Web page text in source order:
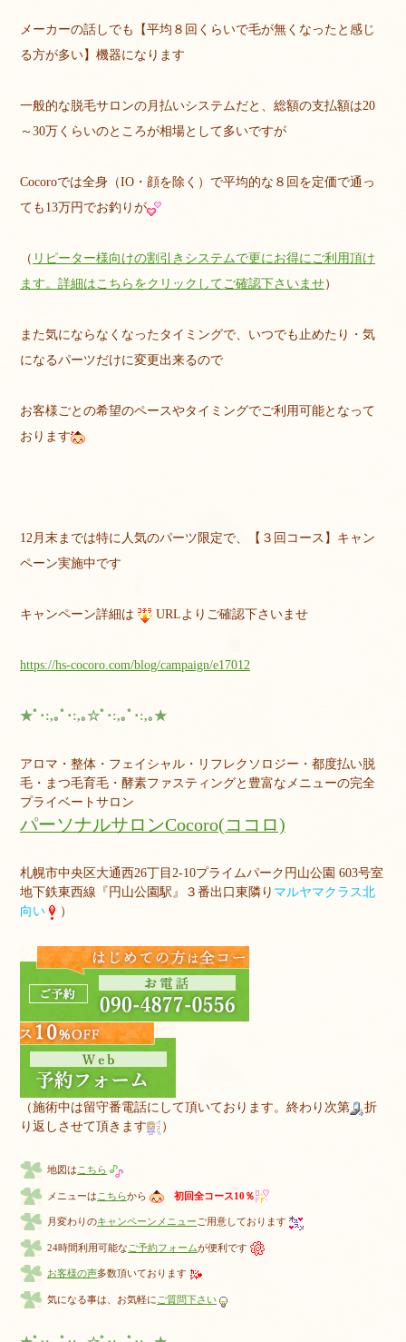
メーカーの話しでも【平均８回くらいで毛が無くなったと感じ
る方が多い】機器になります
一般的な脱毛サロンの月払いシステムだと、総額の支払額は20
～30万くらいのところが相場として多いですが
Cocoroでは全身（IO・顔を除く）で平均的な８回を定価で通っ
ても13万円でお釣りが
（ リピーター様向けの割引きシステムで更にお得にご利用頂け
ます。詳細はこちらをクリックしてご確認下さいませ）
また気にならなくなったタイミングで、いつでも止めたり・気
になるパーツだけに変更出来るので
お客様ごとの希望のペースやタイミングでご利用可能となって
おります
12月末までは特に人気のパーツ限定で、【３回コース】キャン
ペーン実施中です
キャンペーン詳細は URLよりご確認下さいませ
https://hs-cocoro.com/blog/campaign/e17012
★ﾟ･:,｡ﾟ･:,｡☆ﾟ･:,｡ﾟ･:,｡★
アロマ・整体・フェイシャル・リフレクソロジー・都度払い脱
毛・まつ毛育毛・酵素ファスティングと豊富なメニューの完全
プライベートサロン
パーソナルサロンCocoro(ココロ)
札幌市中央区大通西26丁目2-10プライムパーク円山公園 603号室
地下鉄東西線『円山公園駅』３番出口東隣り マルヤマクラス北
向い
）
（施術中は留守番電話にして頂いております。終わり次第
折
り返しさせて頂きます
）
地図は こちら
メニューは こちらから 初回全コース10％
月変わりのキャンペーンメニュー ご用意しております
24時間利用可能な ご予約フォームが便利です
お客様の声多数頂いております
気になる事は、お気軽に ご質問下さい